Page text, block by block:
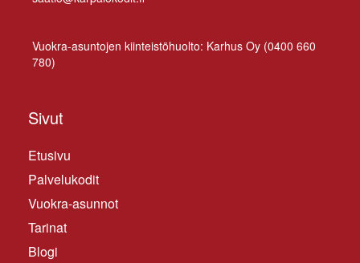
Vuo­kra-asun­to­jen kiin­teis­tö­huol­to: Kar­hus Oy (0400 660
780)
Sivut
Etusivu
Palvelukodit
Vuokra-asunnot
Tarinat
Blogi